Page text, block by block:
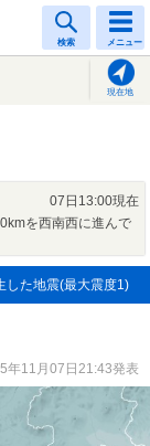
検索 メニュー
現在地
07日13:00現在
を西南西に進んで
した地震(最大震度1)
年11月07日21:43発表